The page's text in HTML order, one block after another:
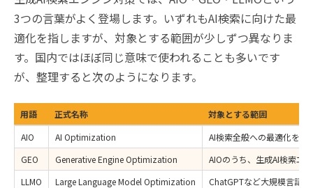
3つの言葉がよく登場します。いずれもAI検索に向けた最
適化を指しますが、対象とする範囲が少しずつ異なりま
す。国内ではほぼ同じ意味で使われることも多いです
が、整理すると次のようになります。
用語 正式名称
対象とする範囲
AIO
AI Optimization
AI検索全般への最適化を指
GEO
Generative Engine Optimization
AIOのうち、生成AI検索エ
LLMO
Large Language Model Optimization ChatGPTなど大規模言語